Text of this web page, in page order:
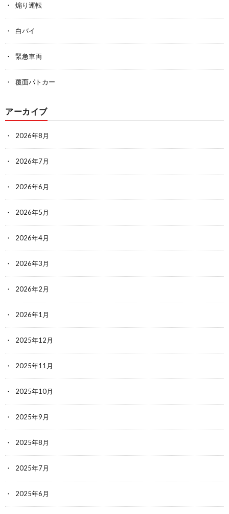
煽り運転
白バイ
緊急車両
覆面パトカー
アーカイブ
2026年8月
2026年7月
2026年6月
2026年5月
2026年4月
2026年3月
2026年2月
2026年1月
2025年12月
2025年11月
2025年10月
2025年9月
2025年8月
2025年7月
2025年6月